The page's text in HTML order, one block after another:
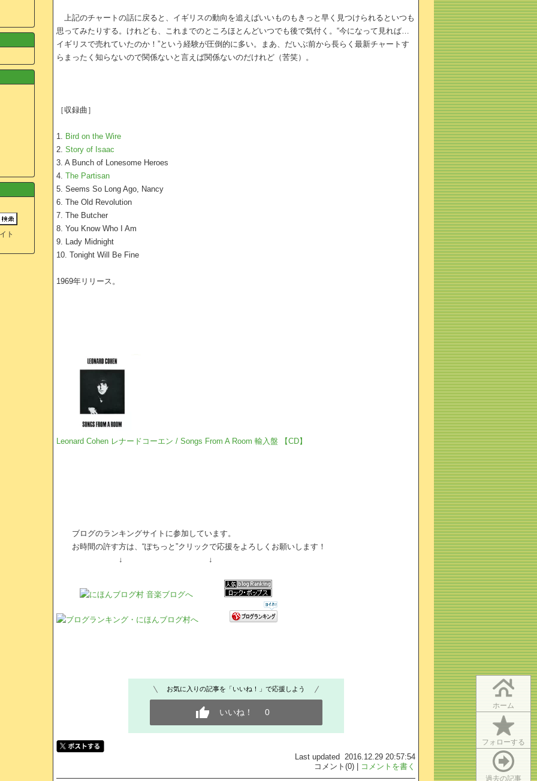
ホーム
フォローする
過去の記事
ト
上記のチャートの話に戻ると、イギリスの動向を追えばいいものもきっと早く見つけられるといつも
思ってみたりする。けれども、これまでのところほとんどいつでも後で気付く。“今になって見れば…
イギリスで売れていたのか！”という経験が圧倒的に多い。まあ、だいぶ前から長らく最新チャートす
らまったく知らないので関係ないと言えば関係ないのだけれど（苦笑）。
［収録曲］
1. Bird on the Wire
2.Story of Isaac
3. A Bunch of Lonesome Heroes
4.The Partisan
5. Seems So Long Ago, Nancy
6. The Old Revolution
7. The Butcher
8. You Know Who I Am
9. Lady Midnight
10. Tonight Will Be Fine
1969年リリース。
Leonard Cohen レナードコーエン / Songs From A Room 輸入盤 【CD】
ブログのランキングサイトに参加しています。
お時間の許す方は、“ぽちっと”クリックで応援をよろしくお願いします！
↓ ↓
お気に入りの記事を「いいね！」で応援しよう
いいね！ 0
Last updated 2016.12.29 20:57:54
コメント(0) |
コメントを書く